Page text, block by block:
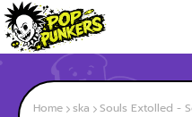
Home ska Souls Extolled -